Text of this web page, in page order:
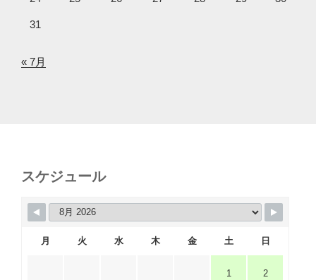
31
« 7月
スケジュール
月 火 水 木 金 土 日
1 2